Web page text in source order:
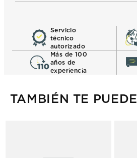
Servicio
técnico
autorizado
Más de 100
años de
experiencia
TAMBIÉN TE